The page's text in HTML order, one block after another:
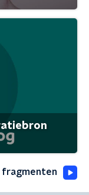
fragmenten